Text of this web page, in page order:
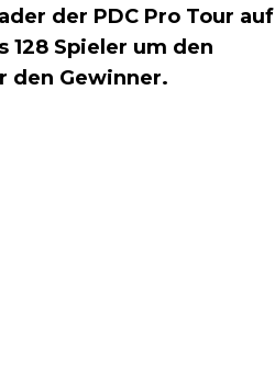
der PDC Pro Tour auf
Spieler um den
den Gewinner.